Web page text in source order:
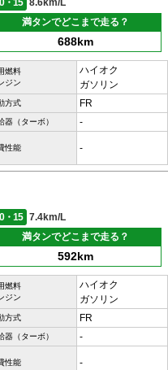
・15
8.6km/L
満タンでどこまで走る？
688km
燃料
ジン
ハイオク
ガソリン
方式 FR
器（ターボ） -
性能 -
・15
7.4km/L
満タンでどこまで走る？
592km
燃料
ジン
ハイオク
ガソリン
方式 FR
器（ターボ） -
性能 -